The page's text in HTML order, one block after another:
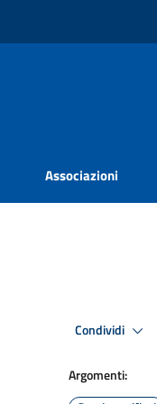
Associazioni
Condividi
Argomenti: